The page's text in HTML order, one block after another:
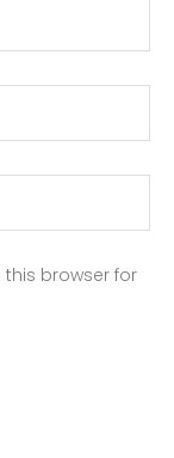
this browser for